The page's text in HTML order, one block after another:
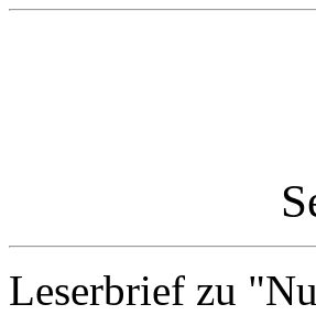
Leserbrief zu